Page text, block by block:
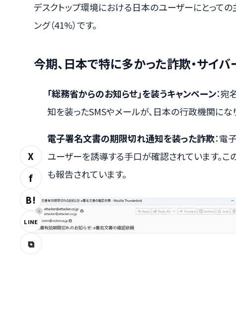
X
f
B!
LINE
⧉
デスクトップ環境における日本のユーザーにとっての
ング（41%）です。
今期、日本で特に多かった詐欺・サイ
「総務省からのお知らせ」を装うキャンペーン：
知を装ったSMSやメールが、日本の行政機関にな
電子署名文書の期限切れ通知を装った詐欺：電
ユーザーを誘導する手口が確認されています。
も報告されています。